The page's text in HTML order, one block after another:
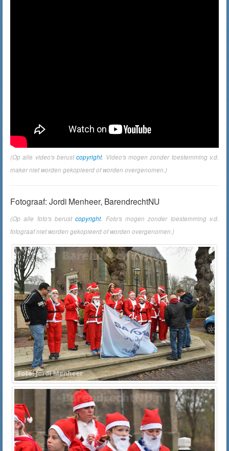
(Op alle video's berustcopyright. Video's mogen zonder toestemming v.d.
maker niet worden gekopieerd of worden overgenomen.)
Fotograaf: Jordi Menheer, BarendrechtNU
(Op alle foto's berustcopyright. Foto's mogen zonder toestemming v.d.
fotograaf niet worden gekopieerd of worden overgenomen.)